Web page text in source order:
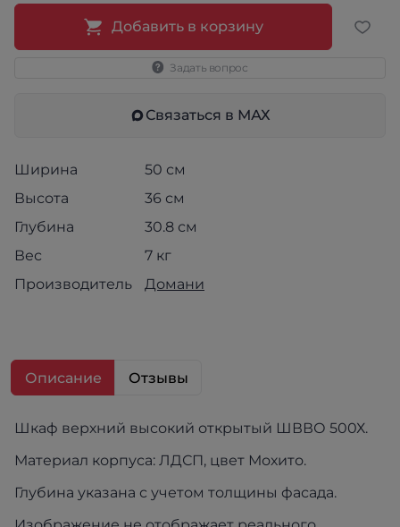
Добавить в корзину
Задать вопрос
Связаться в МАХ
Ширина
50 см
Высота
36 см
Глубина
30.8 см
Вес
7 кг
Производитель
Домани
Описание Отзывы
Шкаф верхний высокий открытый ШВВО 500Х.
Материал корпуса: ЛДСП, цвет Мохито.
Глубина указана с учетом толщины фасада.